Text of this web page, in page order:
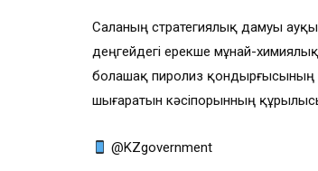
Саланың стратегиялық дамуы
деңгейдегі ерекше мұнай-
болашақ пиролиз
шығаратын кәсіпорынның
@KZgovernment